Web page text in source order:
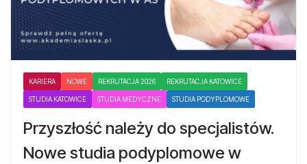
KARIERA NOWE REKRUTACJA 2026 REKRUTACJA KATOWICE
STUDIA KATOWICE STUDIA MEDYCZNE STUDIA PODYPLOMOWE
Przyszłość należy do specjalistów.
Nowe studia podyplomowe w